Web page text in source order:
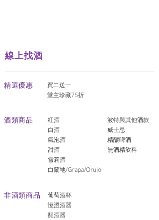
線上找酒
​精選優惠
買二送一
堂主珍藏75折
酒類商品
紅酒
白酒
氣泡酒
​甜酒
雪莉酒
白蘭地/Grapa/Orujo
波特與其他酒款
威士忌
精釀啤酒
​無酒精飲料
非酒類商品
葡萄酒杯
恆溫酒器
醒酒器